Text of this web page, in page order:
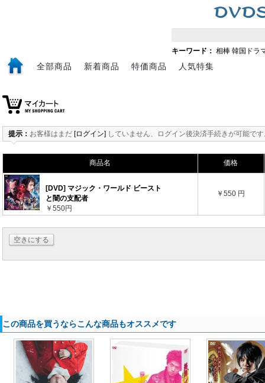
キーワード： 相棒 韓国ドラ
全部商品 新着商品 特価商品 人気特集
提示： お客様はまだ [ログイン] していません、ログイン後決済手続きが可能で
商品名 価格
[DVD] マジック・ワールド ビースト
と闇の支配者
￥550円
￥550 円
空きにする
この商品を買うならこんな商品もオススメです